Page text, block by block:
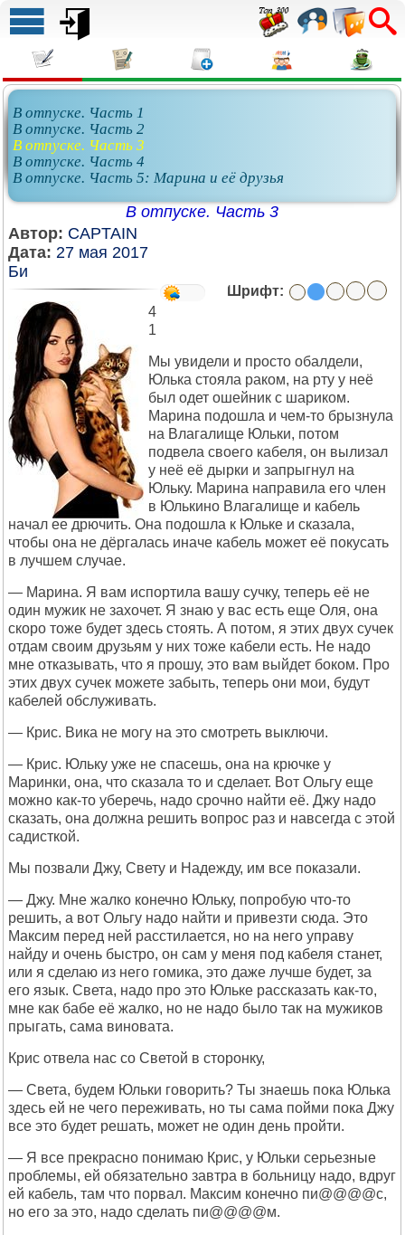
В отпуске. Часть 1
В отпуске. Часть 2
В отпуске. Часть 3
В отпуске. Часть 4
В отпуске. Часть 5: Марина и её друзья
В отпуске. Часть 3
Автор: CAPTAIN
Дата: 27 мая 2017
Би
Шрифт:
4
1
Мы увидели и просто обалдели,
Юлька стояла раком, на рту у неё
был одет ошейник с шариком.
Марина подошла и чем-то брызнула
на Влагалище Юльки, потом
подвела своего кабеля, он вылизал
у неё её дырки и запрыгнул на
Юльку. Марина направила его член
в Юлькино Влагалище и кабель
начал ее дрючить. Она подошла к Юльке и сказала,
чтобы она не дёргалась иначе кабель может её покусать
в лучшем случае.
— Марина. Я вам испортила вашу сучку, теперь её не
один мужик не захочет. Я знаю у вас есть еще Оля, она
скоро тоже будет здесь стоять. А потом, я этих двух сучек
отдам своим друзьям у них тоже кабели есть. Не надо
мне отказывать, что я прошу, это вам выйдет боком. Про
этих двух сучек можете забыть, теперь они мои, будут
кабелей обслуживать.
— Крис. Вика не могу на это смотреть выключи.
— Крис. Юльку уже не спасешь, она на крючке у
Маринки, она, что сказала то и сделает. Вот Ольгу еще
можно как-то уберечь, надо срочно найти её. Джу надо
сказать, она должна решить вопрос раз и навсегда с этой
садисткой.
Мы позвали Джу, Свету и Надежду, им все показали.
— Джу. Мне жалко конечно Юльку, попробую что-то
решить, а вот Ольгу надо найти и привезти сюда. Это
Максим перед ней расстилается, но на него управу
найду и очень быстро, он сам у меня под кабеля станет,
или я сделаю из него гомика, это даже лучше будет, за
его язык. Света, надо про это Юльке рассказать как-то,
мне как бабе её жалко, но не надо было так на мужиков
прыгать, сама виновата.
Крис отвела нас со Светой в сторонку,
— Света, будем Юльки говорить? Ты знаешь пока Юлька
здесь ей не чего переживать, но ты сама пойми пока Джу
все это будет решать, может не один день пройти.
— Я все прекрасно понимаю Крис, у Юльки серьезные
проблемы, ей обязательно завтра в больницу надо, вдруг
ей кабель, там что порвал. Максим конечно пи@@@@с,
но его за это, надо сделать пи@@@@м.